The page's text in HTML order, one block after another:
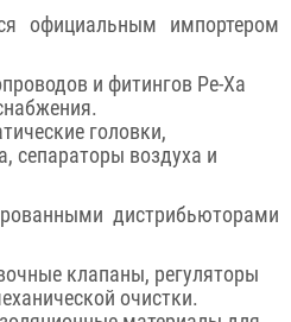
официальным импортером
и фитингов Pe-Ха
головки,
сепараторы воздуха и
дистрибьюторами
клапаны, регуляторы
очистки.